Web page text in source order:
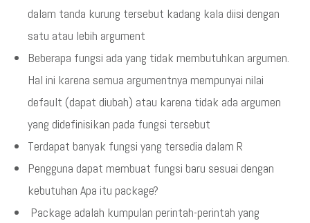
dalam tanda kurung tersebut kadang kala diisi dengan
satu atau lebih argument
Beberapa fungsi ada yang tidak membutuhkan argumen.
Hal ini karena semua argumentnya mempunyai nilai
default (dapat diubah) atau karena tidak ada argumen
yang didefinisikan pada fungsi tersebut
Terdapat banyak fungsi yang tersedia dalam R
Pengguna dapat membuat fungsi baru sesuai dengan
kebutuhan Apa itu package?
Package adalah kumpulan perintah-perintah yang